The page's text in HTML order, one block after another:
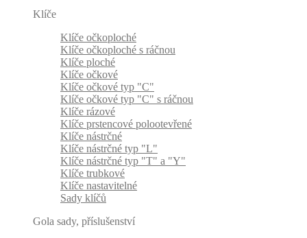
Klíče
Klíče očkoploché
Klíče očkoploché s ráčnou
Klíče ploché
Klíče očkové
Klíče očkové typ "C"
Klíče očkové typ "C" s ráčnou
Klíče rázové
Klíče prstencové polootevřené
Klíče nástrčné
Klíče nástrčné typ "L"
Klíče nástrčné typ "T" a "Y"
Klíče trubkové
Klíče nastavitelné
Sady klíčů
Gola sady, příslušenství